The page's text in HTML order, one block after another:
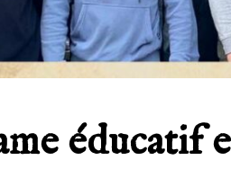
éducatif